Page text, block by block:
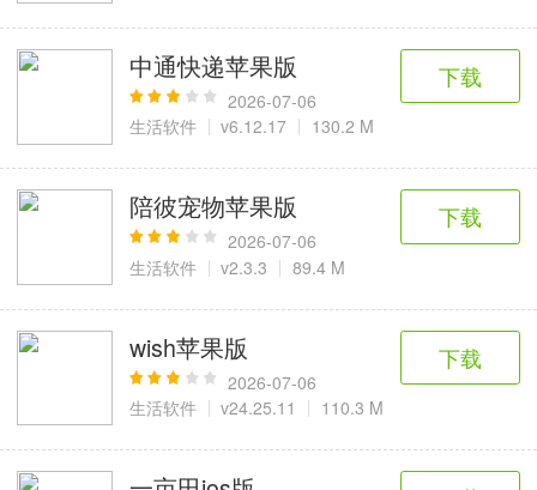
中通快递苹果版
2026-07-06
生活软件
v6.12.17 130.2 M
下载
陪彼宠物苹果版
2026-07-06
生活软件
v2.3.3 89.4 M
下载
wish苹果版
2026-07-06
生活软件
v24.25.11 110.3 M
下载